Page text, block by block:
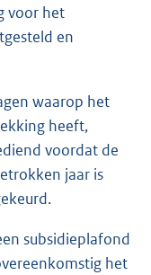
voor het
en
waarop het
heeft,
voordat de
jaar is
subsidieplafond
het